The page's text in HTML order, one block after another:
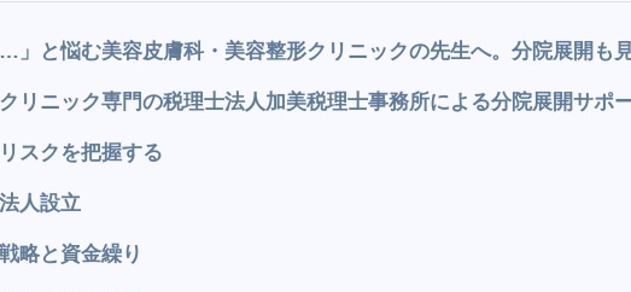
」と悩む美容皮膚科・美容整形クリニックの先生へ。分院展開も
リニック専門の税理士法人加美税理士事務所による分院展開サポ
スクを把握する
人設立
略と資金繰り